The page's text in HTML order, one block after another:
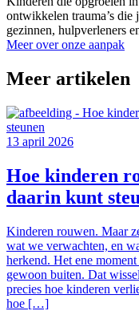
ontwikkelen trauma’s
gezinnen, hulpverleners
Meer over onze aanpak
Meer artikelen
13 april 2026
Hoe kinderen
daarin kunt
Kinderen rouwen. Maar
wat we verwachten, en
herkend. Het ene
gewoon buiten. Dat
precies hoe kinderen
hoe […]